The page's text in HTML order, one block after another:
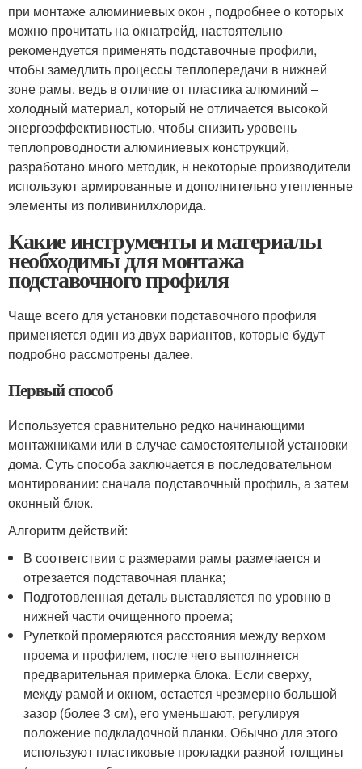
при монтаже алюминиевых окон , подробнее о которых
можно прочитать на окнатрейд, настоятельно
рекомендуется применять подставочные профили,
чтобы замедлить процессы теплопередачи в нижней
зоне рамы. ведь в отличие от пластика алюминий –
холодный материал, который не отличается высокой
энергоэффективностью. чтобы снизить уровень
теплопроводности алюминиевых конструкций,
разработано много методик, н некоторые производители
используют армированные и дополнительно утепленные
элементы из поливинилхлорида.
Какие инструменты и материалы
необходимы для монтажа
подставочного профиля
Чаще всего для установки подставочного профиля
применяется один из двух вариантов, которые будут
подробно рассмотрены далее.
Первый способ
Используется сравнительно редко начинающими
монтажниками или в случае самостоятельной установки
дома. Суть способа заключается в последовательном
монтировании: сначала подставочный профиль, а затем
оконный блок.
Алгоритм действий:
В соответствии с размерами рамы размечается и
отрезается подставочная планка;
Подготовленная деталь выставляется по уровню в
нижней части очищенного проема;
Рулеткой промеряются расстояния между верхом
проема и профилем, после чего выполняется
предварительная примерка блока. Если сверху,
между рамой и окном, остается чрезмерно большой
зазор (более 3 см), его уменьшают, регулируя
положение подкладочной планки. Обычно для этого
используют пластиковые прокладки разной толщины